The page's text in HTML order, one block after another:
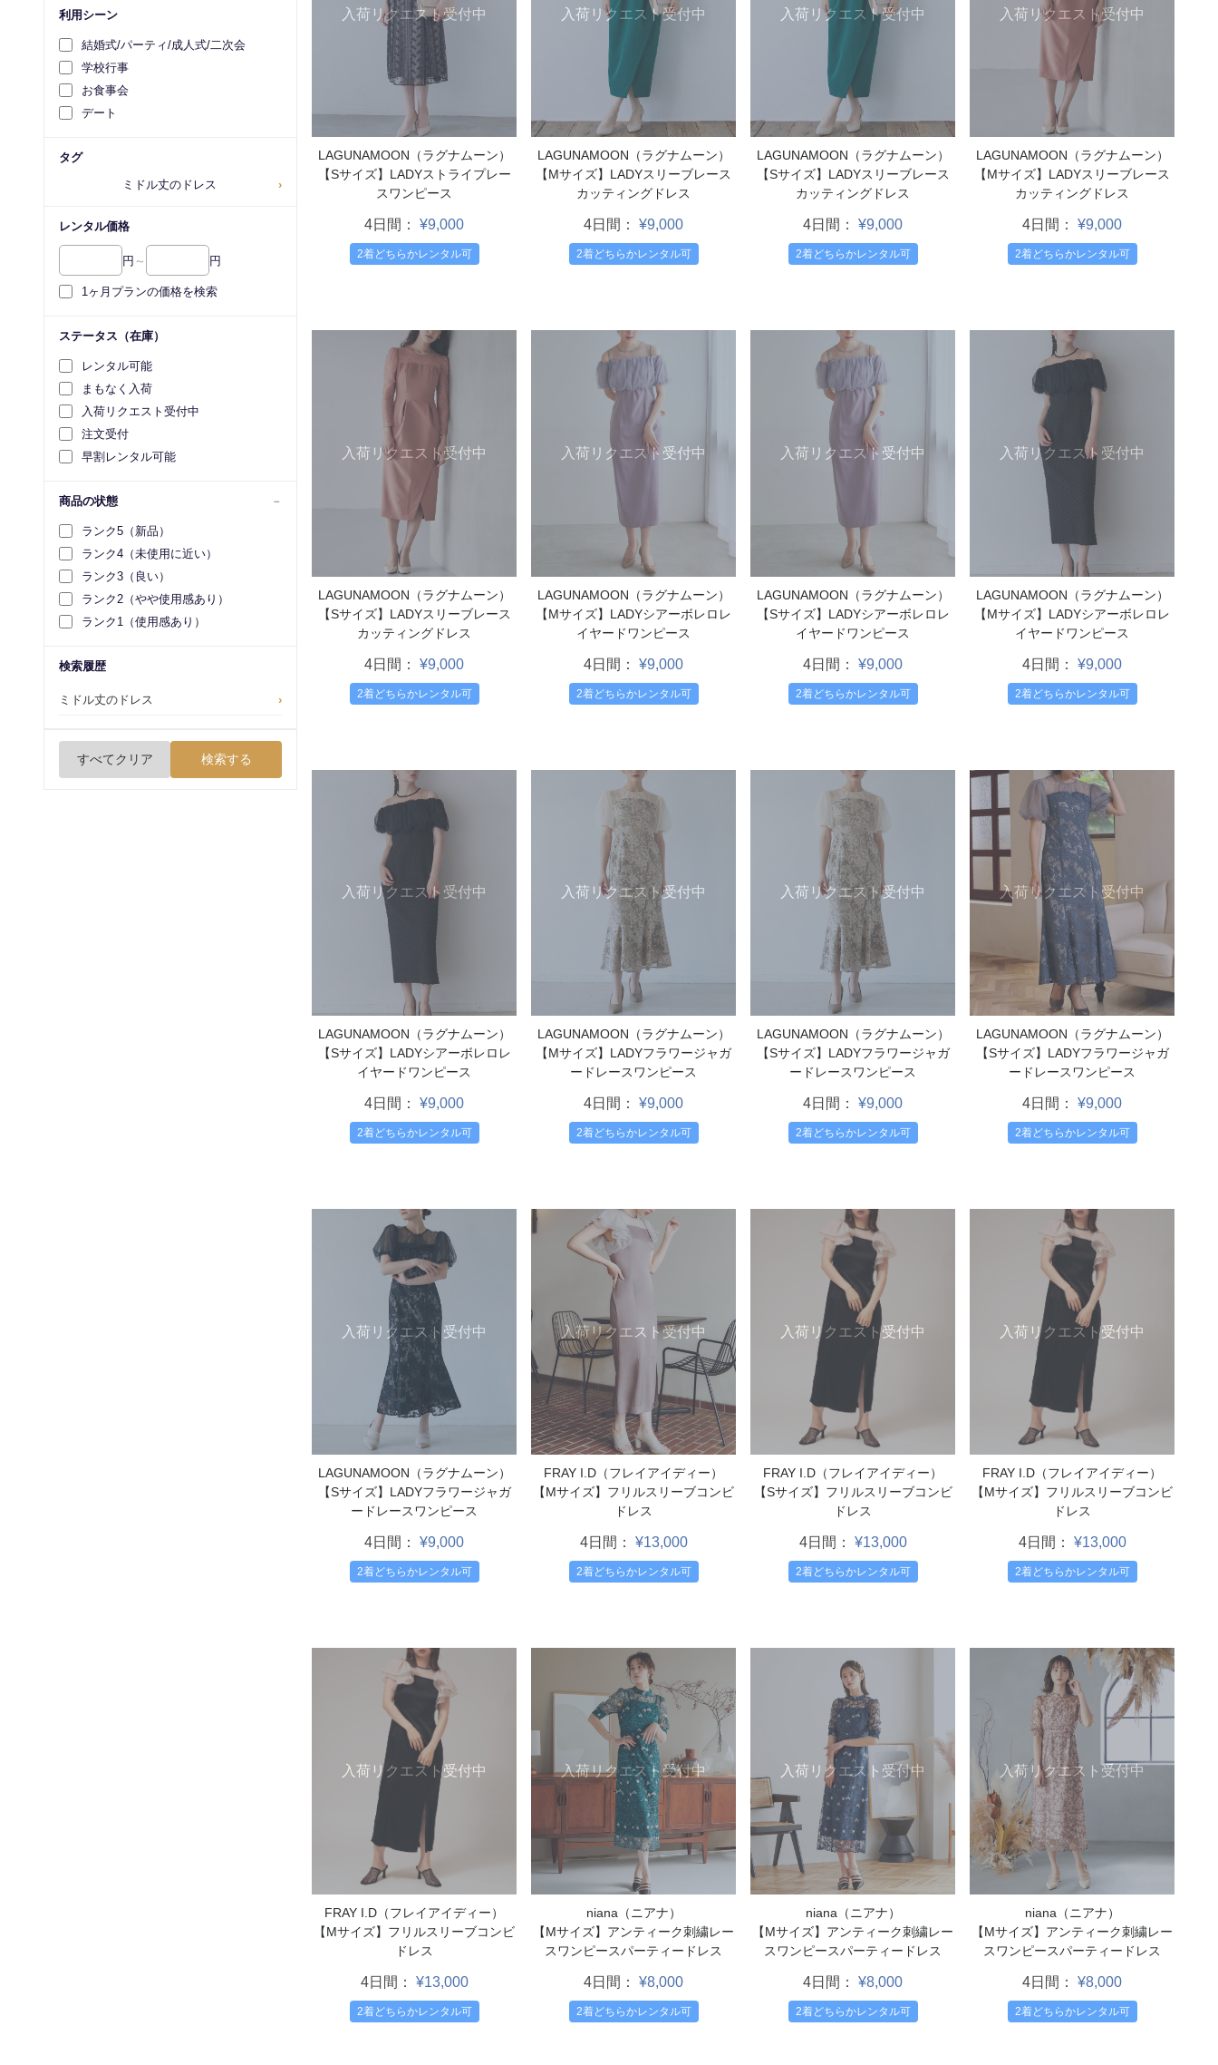
利用シーン
結婚式/パーティ/成人式/二次会
学校行事
お食事会
デート
タグ
ミドル丈のドレス
›
レンタル価格
円 ～ 円
1ヶ月プランの価格を検索
ステータス（在庫）
レンタル可能
まもなく入荷
入荷リクエスト受付中
注文受付
早割レンタル可能
商品の状態
ランク5（新品）
ランク4（未使用に近い）
ランク3（良い）
ランク2（やや使用感あり）
ランク1（使用感あり）
検索履歴
ミドル丈のドレス ›
すべてクリア 検索する
入荷リクエスト受付中
LAGUNAMOON（ラグナムーン）
【Sサイズ】LADYストライプレー
スワンピース
4日間： ¥9,000
2着どちらかレンタル可
入荷リクエスト受付中
LAGUNAMOON（ラグナムーン）
【Mサイズ】LADYスリーブレース
カッティングドレス
4日間： ¥9,000
2着どちらかレンタル可
入荷リクエスト受付中
LAGUNAMOON（ラグナムーン）
【Sサイズ】LADYスリーブレース
カッティングドレス
4日間： ¥9,000
2着どちらかレンタル可
入荷リクエスト受付中
LAGUNAMOON（ラグナムーン）
【Mサイズ】LADYスリーブレース
カッティングドレス
4日間： ¥9,000
2着どちらかレンタル可
入荷リクエスト受付中
LAGUNAMOON（ラグナムーン）
【Sサイズ】LADYスリーブレース
カッティングドレス
4日間： ¥9,000
2着どちらかレンタル可
入荷リクエスト受付中
LAGUNAMOON（ラグナムーン）
【Mサイズ】LADYシアーボレロレ
イヤードワンピース
4日間： ¥9,000
2着どちらかレンタル可
入荷リクエスト受付中
LAGUNAMOON（ラグナムーン）
【Sサイズ】LADYシアーボレロレ
イヤードワンピース
4日間： ¥9,000
2着どちらかレンタル可
入荷リクエスト受付中
LAGUNAMOON（ラグナムーン）
【Mサイズ】LADYシアーボレロレ
イヤードワンピース
4日間： ¥9,000
2着どちらかレンタル可
入荷リクエスト受付中
LAGUNAMOON（ラグナムーン）
【Sサイズ】LADYシアーボレロレ
イヤードワンピース
4日間： ¥9,000
2着どちらかレンタル可
入荷リクエスト受付中
LAGUNAMOON（ラグナムーン）
【Mサイズ】LADYフラワージャガ
ードレースワンピース
4日間： ¥9,000
2着どちらかレンタル可
入荷リクエスト受付中
LAGUNAMOON（ラグナムーン）
【Sサイズ】LADYフラワージャガ
ードレースワンピース
4日間： ¥9,000
2着どちらかレンタル可
入荷リクエスト受付中
LAGUNAMOON（ラグナムーン）
【Sサイズ】LADYフラワージャガ
ードレースワンピース
4日間： ¥9,000
2着どちらかレンタル可
入荷リクエスト受付中
LAGUNAMOON（ラグナムーン）
【Sサイズ】LADYフラワージャガ
ードレースワンピース
4日間： ¥9,000
2着どちらかレンタル可
入荷リクエスト受付中
FRAY I.D（フレイアイディー）
【Mサイズ】フリルスリーブコンビ
ドレス
4日間： ¥13,000
2着どちらかレンタル可
入荷リクエスト受付中
FRAY I.D（フレイアイディー）
【Sサイズ】フリルスリーブコンビ
ドレス
4日間： ¥13,000
2着どちらかレンタル可
入荷リクエスト受付中
FRAY I.D（フレイアイディー）
【Mサイズ】フリルスリーブコンビ
ドレス
4日間： ¥13,000
2着どちらかレンタル可
入荷リクエスト受付中
FRAY I.D（フレイアイディー）
【Mサイズ】フリルスリーブコンビ
ドレス
4日間： ¥13,000
2着どちらかレンタル可
入荷リクエスト受付中
niana（ニアナ）
【Mサイズ】アンティーク刺繍レー
スワンピースパーティードレス
4日間： ¥8,000
2着どちらかレンタル可
入荷リクエスト受付中
niana（ニアナ）
【Mサイズ】アンティーク刺繍レー
スワンピースパーティードレス
4日間： ¥8,000
2着どちらかレンタル可
入荷リクエスト受付中
niana（ニアナ）
【Mサイズ】アンティーク刺繍レー
スワンピースパーティードレス
4日間： ¥8,000
2着どちらかレンタル可